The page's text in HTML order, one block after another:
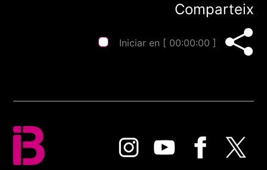
Comparteix
Iniciar en [ 00:00:00 ]